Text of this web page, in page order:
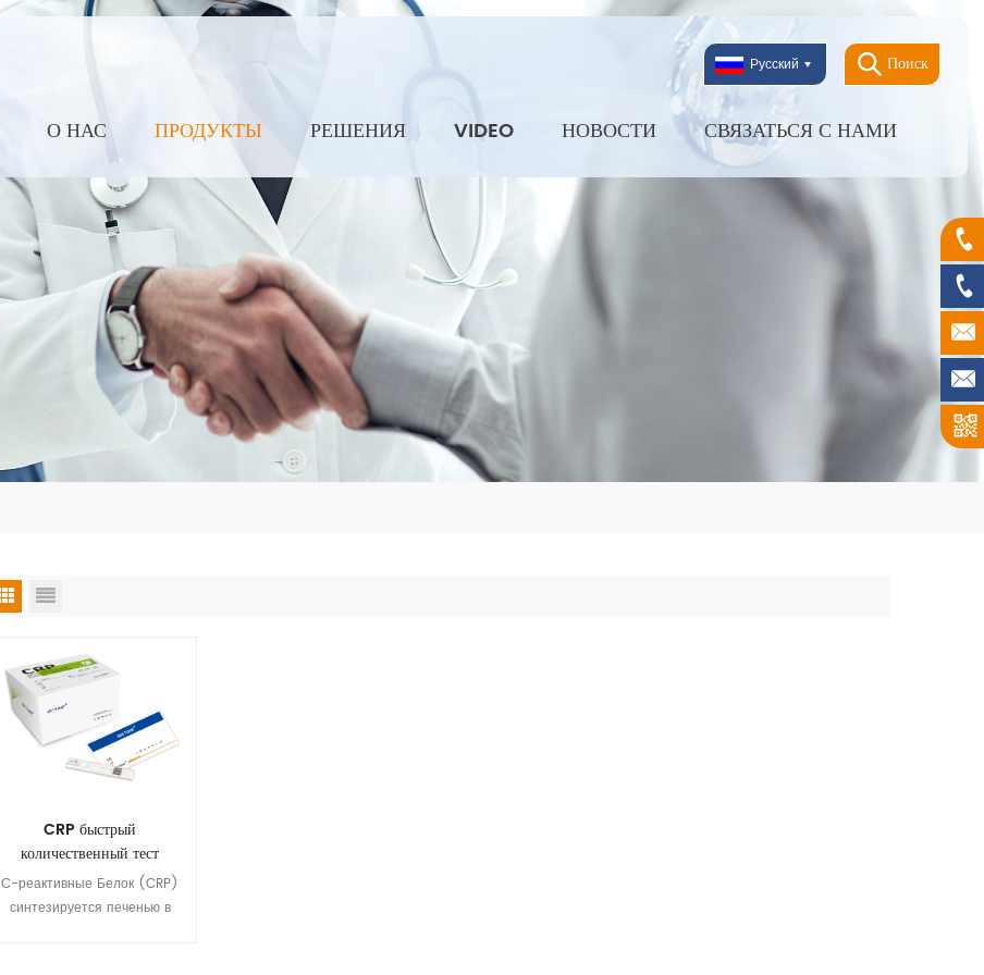
Поиск
Русский
О НАС ПРОДУКТЫ РЕШЕНИЯ VIDEO НОВОСТИ СВЯЗАТЬСЯ С НАМИ
CRP быстрый
количественный тест
C-реактивные Белок (CRP)
синтезируется печенью в